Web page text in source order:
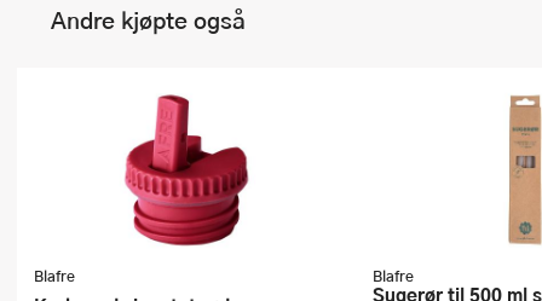
Andre kjøpte også
Blafre Blafre
Sugerør til 500 ml stålflaske 3 stk